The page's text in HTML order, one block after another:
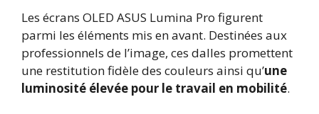
Les écrans OLED ASUS Lumina Pro figurent
parmi les éléments mis en avant. Destinées aux
professionnels de l’image, ces dalles promettent
une restitution fidèle des couleurs ainsi qu’une
luminosité élevée pour le travail en mobilité.